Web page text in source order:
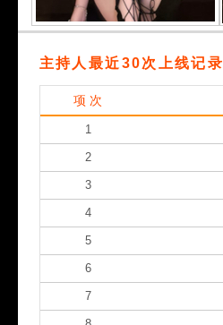
主持人最近30次上线记录
项 次
1
2
3
4
5
6
7